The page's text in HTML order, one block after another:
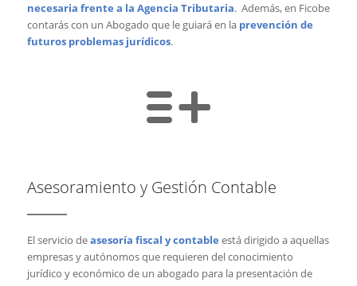
necesaria frente a la Agencia Tributaria. Además, en Ficobe
contarás con un Abogado que le guiará en la prevención de
futuros problemas jurídicos.
Asesoramiento y Gestión Contable
El servicio deasesoría fiscal y contable está dirigido a aquellas
empresas y autónomos que requieren del conocimiento
jurídico y económico de un abogado para la presentación de